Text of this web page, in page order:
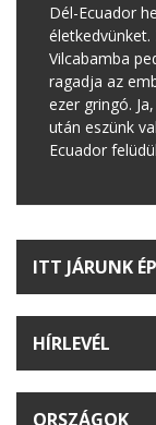
Dél-Ecuador
Vilcabamba
ragadja az
ezer gringó.
után eszünk
Ecuador
ITT JÁRUNK
HÍRLEVÉL
ORSZÁGOK